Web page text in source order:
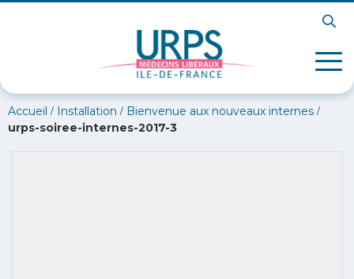
Accueil / Installation / Bienvenue aux nouveaux internes /
urps-soiree-internes-2017-3